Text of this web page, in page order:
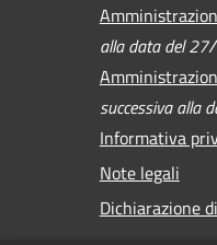
alla data del
successiva
Informativa
Note legali
Dichiarazione